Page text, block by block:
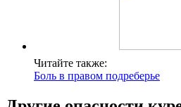
Читайте также:
Боль в правом подреберье